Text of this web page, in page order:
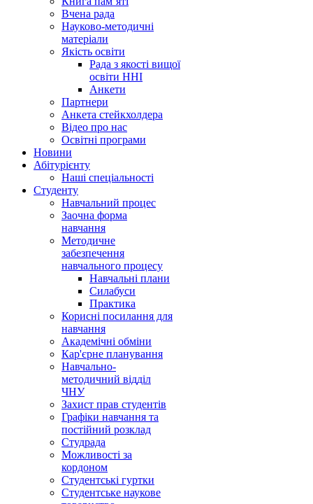
Вчена рада
Науково-методичні
матеріали
Якість освіти
Рада з якості вищої
освіти ННІ
Анкети
Партнери
Анкета стейкхолдера
Відео про нас
Освітні програми
Hовини
Абітурієнту
Наші спеціальності
Студенту
Навчальний процес
Заочна форма
навчання
Методичне
забезпечення
навчального процесу
Навчальні плани
Силабуси
Практика
Корисні посилання для
навчання
Академічні обміни
Кар'єрне планування
Навчально-
методичний відділ
ЧНУ
Захист прав студентів
Графіки навчання та
постійний розклад
Студрада
Можливості за
кордоном
Студентські гуртки
Студентське наукове